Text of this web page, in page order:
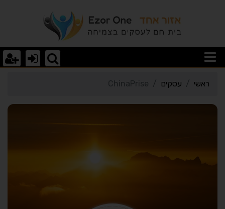
פרטי כרטיס העסק ChinaPrise
ראשי עסקים ChinaPrise